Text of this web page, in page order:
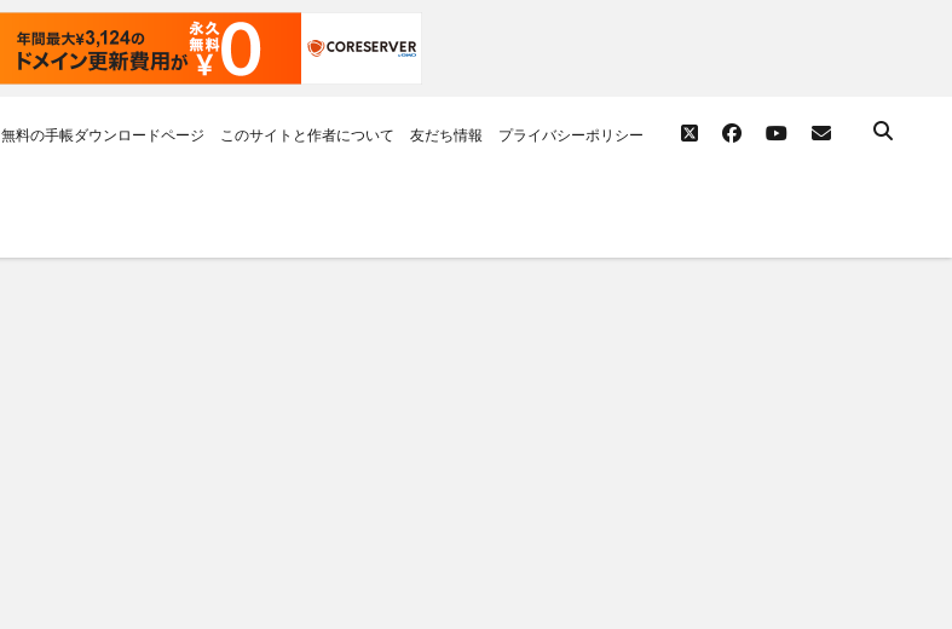
無料の手帳ダウンロードページ このサイトと作者について 友だち情報 プライバシーポリシー twitterfacebook
youtubeemail